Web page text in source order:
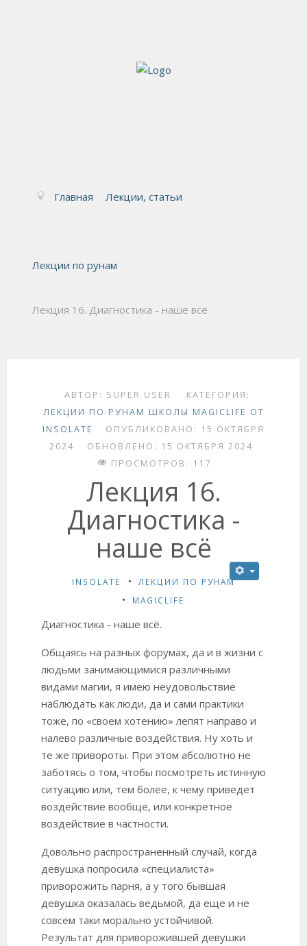
Главная Лекции, статьи
Лекции по рунам
Лекция 16. Диагностика - наше всё
АВТОР: SUPER USER
КАТЕГОРИЯ:
ЛЕКЦИИ ПО РУНАМ ШКОЛЫ MAGICLIFE ОТ
INSOLATE
ОПУБЛИКОВАНО: 15 ОКТЯБРЯ
2024
ОБНОВЛЕНО: 15 ОКТЯБРЯ 2024
ПРОСМОТРОВ: 117
Лекция 16.
Диагностика -
наше всё
INSOLATE
ЛЕКЦИИ ПО РУНАМ
MAGICLIFE
Диагностика - наше всё.
Общаясь на разных форумах, да и в жизни с
людьми занимающимися различными
видами магии, я имею неудовольствие
наблюдать как люди, да и сами практики
тоже, по «своем хотению» лепят направо и
налево различные воздействия. Ну хоть и
те же привороты. При этом абсолютно не
заботясь о том, чтобы посмотреть истинную
ситуацию или, тем более, к чему приведет
воздействие вообще, или конкретное
воздействие в частности.
Довольно распространенный случай, когда
девушка попросила «специалиста»
приворожить парня, а у того бывшая
девушка оказалась ведьмой, да еще и не
совсем таки морально устойчивой.
Результат для приворожившей девушки